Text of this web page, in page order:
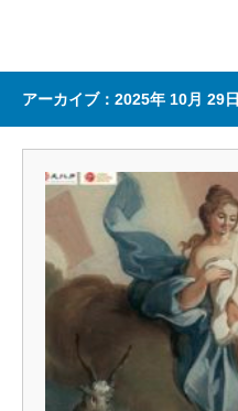
アーカイブ：2025年 10月 29日